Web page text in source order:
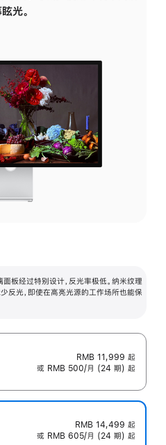
光。
面板经过特别设计，反光率极低。纳米纹理
反光，即使在高亮光源的工作场所也能保
RMB 11,999 起
或 RMB 500/月 (24 期) 起
RMB 14,499 起
或 RMB 605/月 (24 期) 起